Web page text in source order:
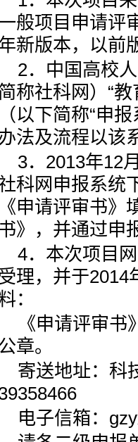
般项目申请评
新版本，以前
2．中国高校
称社科网）“
（以下简称“申
法及流程以该
3．2013年12
科网申报系统
《申请评审书
》，并通过申
4．本次项目
理，并于2014
：
《申请评审
章。
寄送地址：科
电子信箱：